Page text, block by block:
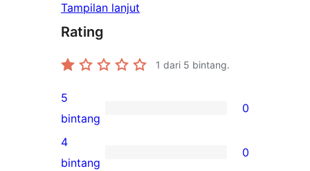
Tampilan lanjut
Rating
1 dari 5 bintang.
0
ulasan
5-
5
bintang
0
0
4
bintang
0